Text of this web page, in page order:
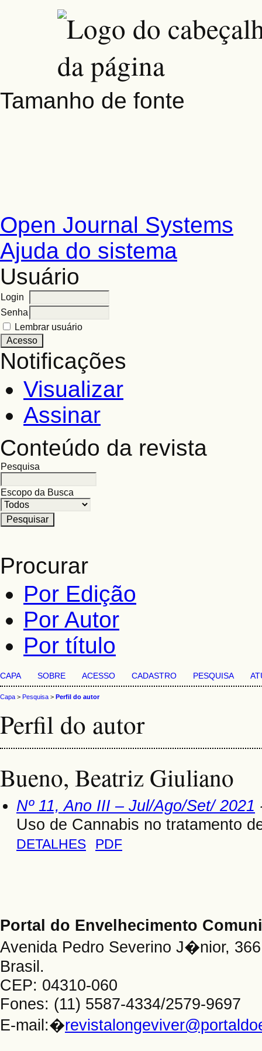
Tamanho de fonte
Open Journal Systems
Ajuda do sistema
Usuário
Login
Senha
Lembrar usuário
Notificações
Visualizar
Assinar
Conteúdo da revista
Pesquisa
Escopo da Busca
Procurar
Por Edição
Por Autor
Por título
CAPA SOBRE ACESSO CADASTRO PESQUISA
Capa > Pesquisa > Perfil do autor
Perfil do autor
Bueno, Beatriz Giuliano
Nº 11, Ano III – Jul/Ago/Set/ 2021
Uso de Cannabis no tratamento
DETALHES PDF
Portal do Envelhecimento
Avenida Pedro Severino J�nior,
Brasil.
CEP: 04310-060
Fones: (11) 5587-4334/2579-9697
E-mail:�